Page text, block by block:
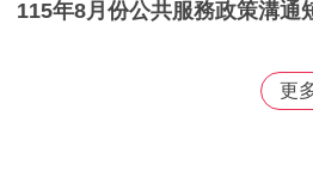
115年8月份公共服務政策溝通
更